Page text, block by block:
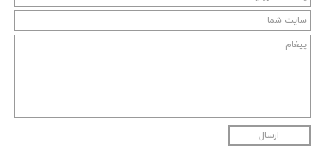
ارسال